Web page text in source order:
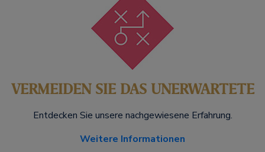
VERMEIDEN SIE DAS UNERWARTETE
Entdecken Sie unsere nachgewiesene Erfahrung.
Weitere Informationen